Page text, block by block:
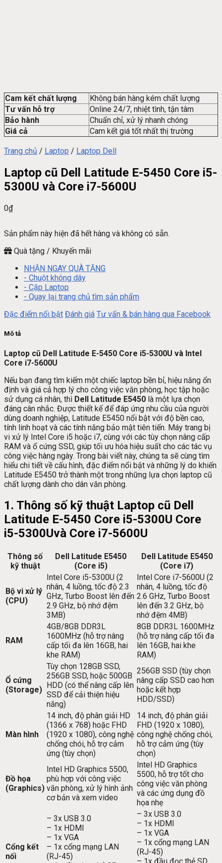
Cam kết chất lượng
Không bán hàng kém chất lượng
Tư vấn hỗ trợ
Online 24/7, nhiệt tình, tận tâm
Bảo hành
Chuẩn chỉ, xử lý nhanh chóng
Giá cả
Cam kết giá tốt nhất thị trường
Trang chủ / Laptop / Laptop Dell
Laptop cũ Dell Latitude E-5450 Core i5-
5300U và Core i7-5600U
0₫
Sản phẩm này hiện đã hết hàng và không có sẵn.
Quà tặng / Khuyến mãi
NHẬN NGAY QUÀ TẶNG
- Chuột không dây
- Cặp Laptop
- Quay lại trang chủ tìm sản phẩm
Đặc điểm nổi bật Đánh giá Tư vấn & bán hàng qua Facebook
Mô tả
Laptop cũ Dell Latitude E-5450 Core i5-5300U và Intel
Core i7-5600U
Nếu bạn đang tìm kiếm một chiếc laptop bền bỉ, hiệu năng ổn
định và giá cả hợp lý cho công việc văn phòng, học tập hoặc
sử dụng cá nhân, thì Dell Latitude E5450 là một lựa chọn
đáng cân nhắc. Được thiết kế để đáp ứng nhu cầu của người
dùng doanh nghiệp, Latitude E5450 nổi bật với độ bền cao,
tính linh hoạt và các tính năng bảo mật tiên tiến. Máy trang bị
vi xử lý Intel Core i5 hoặc i7, cùng với các tùy chọn nâng cấp
RAM và ổ cứng SSD, giúp tối ưu hóa hiệu suất cho các tác vụ
công việc hàng ngày. Trong bài viết này, chúng ta sẽ cùng tìm
hiểu chi tiết về cấu hình, đặc điểm nổi bật và những lý do khiến
Latitude E5450 trở thành một trong những lựa chọn laptop cũ
chất lượng dành cho dân văn phòng.
1. Thông số kỹ thuật Laptop cũ Dell
Latitude E-5450 Core i5-5300U Core
i5-5300Uvà Core i7-5600U
Thông số
kỹ thuật
Dell Latitude E5450
(Core i5)
Dell Latitude E5450
(Core i7)
Bộ vi xử lý
(CPU)
Intel Core i5-5300U (2
nhân, 4 luồng, tốc độ 2.3
GHz, Turbo Boost lên đến
2.9 GHz, bộ nhớ đệm
3MB)
Intel Core i7-5600U (2
nhân, 4 luồng, tốc độ
2.6 GHz, Turbo Boost
lên đến 3.2 GHz, bộ
nhớ đệm 4MB)
RAM
4GB/8GB DDR3L
1600MHz (hỗ trợ nâng
cấp tối đa lên 16GB, hai
khe RAM)
8GB DDR3L 1600MHz
(hỗ trợ nâng cấp tối đa
lên 16GB, hai khe
RAM)
Ổ cứng
(Storage)
Tùy chọn 128GB SSD,
256GB SSD, hoặc 500GB
HDD (có thể nâng cấp lên
SSD để cải thiện hiệu
năng)
256GB SSD (tùy chọn
nâng cấp SSD cao hơn
hoặc kết hợp
HDD/SSD)
Màn hình
14 inch, độ phân giải HD
(1366 x 768) hoặc FHD
(1920 x 1080), công nghệ
chống chói, hỗ trợ cảm
ứng (tùy chọn)
14 inch, độ phân giải
FHD (1920 x 1080),
công nghệ chống chói,
hỗ trợ cảm ứng (tùy
chọn)
Đồ họa
(Graphics)
Intel HD Graphics 5500,
phù hợp với công việc
văn phòng, xử lý hình ảnh
cơ bản và xem video
Intel HD Graphics
5500, hỗ trợ tốt cho
công việc văn phòng
và các ứng dụng đồ
họa nhẹ
Cổng kết
nối
– 3x USB 3.0
– 1x HDMI
– 1x VGA
– 1x cổng mạng LAN
(RJ-45)
– 3x USB 3.0
– 1x HDMI
– 1x VGA
– 1x cổng mạng LAN
(RJ-45)